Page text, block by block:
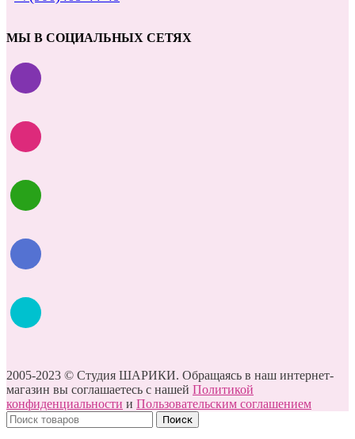
МЫ В СОЦИАЛЬНЫХ СЕТЯХ
2005-2023 © Студия ШАРИКИ. Обращаясь в наш интернет-
магазин вы соглашаетесь с нашей Политикой
конфиденциальности и Пользовательским соглашением
Поиск